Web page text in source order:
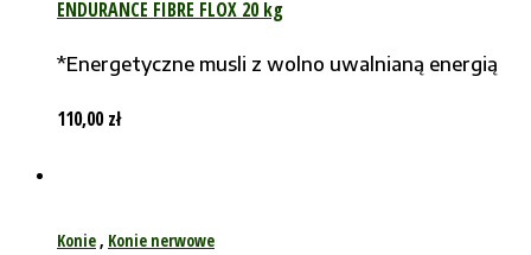
ENDURANCE FIBRE FLOX 20 kg
*Energetyczne musli z wolno uwalnianą energią
110,00zł
Konie, Konie nerwowe